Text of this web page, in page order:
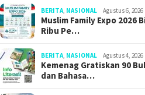
BERITA NASIONAL Agustus 6, 2026
Muslim Family Expo 2026
Ribu Pe…
BERITA NASIONAL Agustus 4, 2026
Kemenag Gratiskan 90
dan Bahasa…